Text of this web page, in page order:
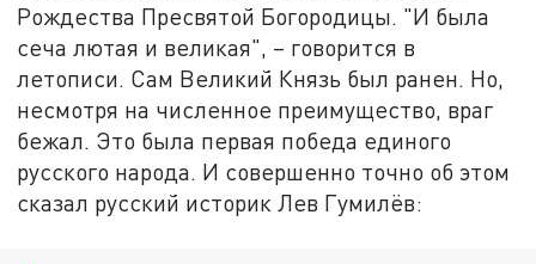
Рождества Пресвятой Богородицы. "И была
сеча лютая и великая", – говорится в
летописи. Сам Великий Князь был ранен. Но,
несмотря на численное преимущество, враг
бежал. Это была первая победа единого
русского народа. И совершенно точно об этом
сказал русский историк Лев Гумилёв: